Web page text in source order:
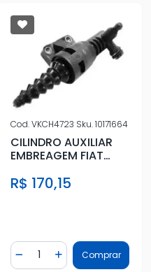
Cod.VKCH4723 Sku.10171664
CILINDRO AUXILIAR
EMBREAGEM FIAT
FIRE
R$ 170,15
Diminuir Quantidade
Quantidade
AdicionarComprar